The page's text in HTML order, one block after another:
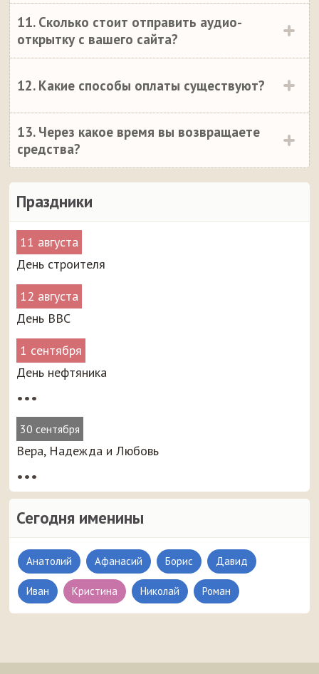
Праздники
11 августа
День строителя
12 августа
День ВВС
1 сентября
День нефтяника
•••
30 сентября
Вера, Надежда и Любовь
•••
Сегодня именины
Анатолий Афанасий Борис Давид
Иван Кристина Николай Роман
11. Сколько стоит отправить аудио-
открытку с вашего сайта?
12. Какие способы оплаты существуют?
13. Через какое время вы возвращаете
средства?